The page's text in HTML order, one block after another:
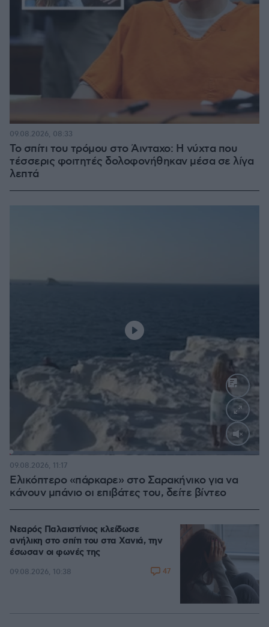
Το σπίτι του τρόμου στο Άινταχο: Η νύχτα που
τέσσερις φοιτητές δολοφονήθηκαν μέσα σε λίγα
λεπτά
09.08.2026, 08:33
Loaded
Ελικόπτερο «πάρκαρε» στο Σαρακήνικο για να
κάνουν μπάνιο οι επιβάτες του, δείτε βίντεο
09.08.2026, 11:17
Νεαρός Παλαιστίνιος κλείδωσε
ανήλικη στο σπίτι του στα Χανιά, την
έσωσαν οι φωνές της
09.08.2026, 10:38 47